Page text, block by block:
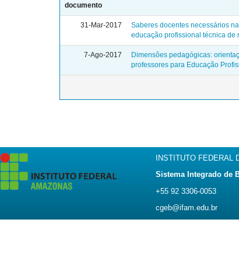
documento
31-Mar-2017
Saberes docentes necessários
educação profissional técnica de
7-Ago-2017
Dimensões pedagógicas:
professores para Educação
INSTITUTO FEDERAL
Sistema Integrado de
+55 92 3306-0053
cgeb@ifam.edu.br